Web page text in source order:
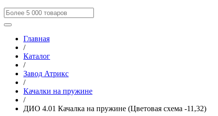
Главная
/
Каталог
/
Завод Атрикс
/
Качалки на пружине
/
ДИО 4.01 Качалка на пружине (Цветовая схема -11,32)